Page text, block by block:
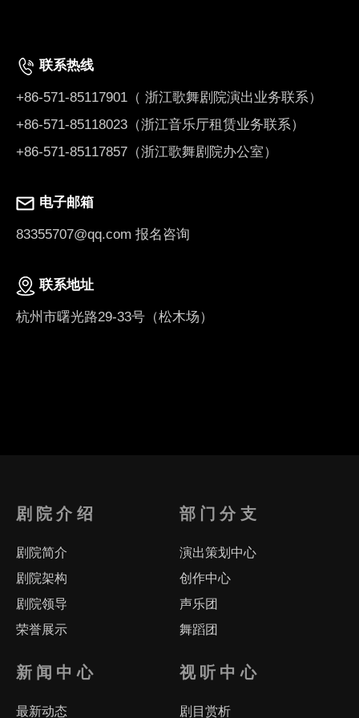
联系热线
+86-571-85117901（ 浙江歌舞剧院演出业务联系）
+86-571-85118023（浙江音乐厅租赁业务联系）
+86-571-85117857（浙江歌舞剧院办公室）
电子邮箱
83355707@qq.com 报名咨询
联系地址
杭州市曙光路29-33号（松木场）
剧院介绍
剧院简介
剧院架构
剧院领导
荣誉展示
部门分支
演出策划中心
创作中心
声乐团
舞蹈团
彩蝶女乐
合唱团
新闻中心
最新动态
视听中心
剧目赏析